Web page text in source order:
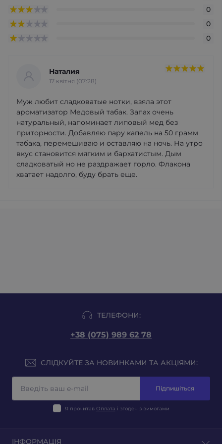
0
0
0
Наталия
17 квітня (07:28)
Муж любит сладковатые нотки, взяла этот
ароматизатор Медовый табак. Запах очень
натуральный, напоминает липовый мед без
приторности. Добавляю пару капель на 50 грамм
табака, перемешиваю и оставляю на ночь. На утро
вкус становится мягким и бархатистым. Дым
сладковатый но не раздражает горло. Флакона
хватает надолго, буду брать еще.
ТЕЛЕФОНИ:
+38 (075) 989 62 78
СЛІДКУЙТЕ ЗА НОВИНКАМИ ТА АКЦІЯМИ:
Підпишіться
Я прочитав Оплата і згоден з вимогами
ІНФОРМАЦІЯ